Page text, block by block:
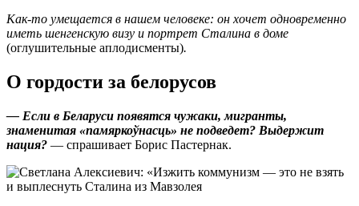
Как-то умещается в нашем человеке: он хочет одновременно
иметь шенгенскую визу и портрет Сталина в доме
(оглушительные аплодисменты).
О гордости за белорусов
— Если в Беларуси появятся чужаки, мигранты,
знаменитая «памяркоўнасць» не подведет? Выдержит
нация? — спрашивает Борис Пастернак.